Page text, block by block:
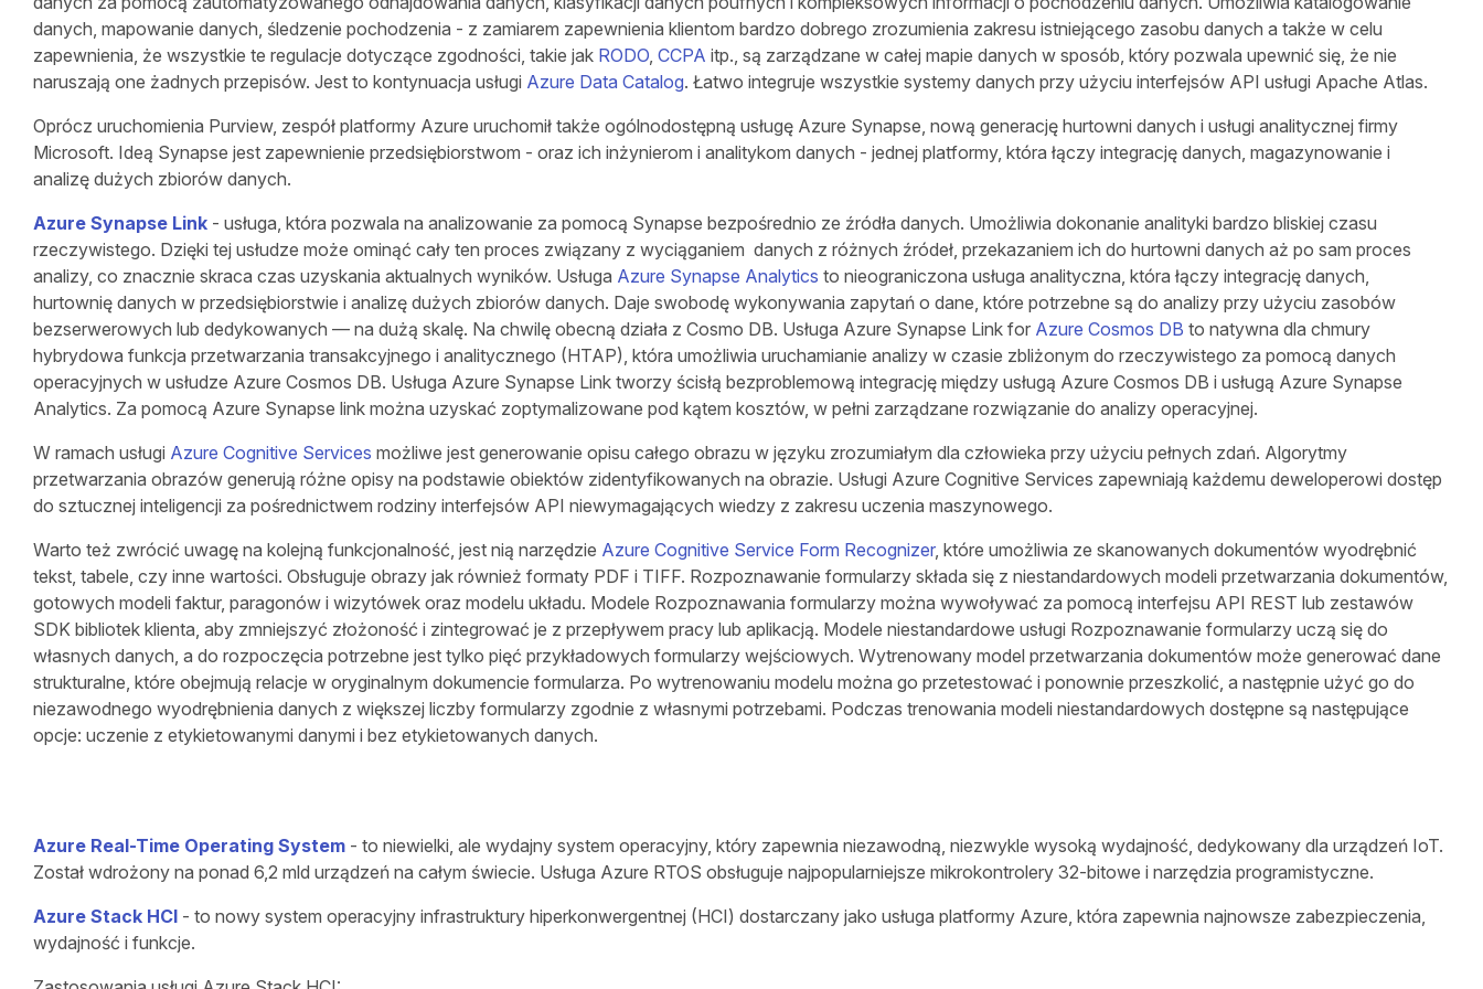
danych, mapowanie danych, śledzenie pochodzenia - z zamiarem zapewnienia klientom bardzo dobrego zrozumienia zakresu istniejącego zasobu danych a także w celu
zapewnienia, że ​​wszystkie te regulacje dotyczące zgodności, takie jak RODO, CCPA itp., są zarządzane w całej mapie danych w sposób, który pozwala upewnić się, że nie
naruszają one żadnych przepisów. Jest to kontynuacja usługi Azure Data Catalog. Łatwo integruje wszystkie systemy danych przy użyciu interfejsów API usługi Apache Atlas.
Oprócz uruchomienia Purview, zespół platformy Azure uruchomił także ogólnodostępną usługę Azure Synapse, nową generację hurtowni danych i usługi analitycznej firmy
Microsoft. Ideą Synapse jest zapewnienie przedsiębiorstwom - oraz ich inżynierom i analitykom danych - jednej platformy, która łączy integrację danych, magazynowanie i
analizę dużych zbiorów danych.
Azure Synapse Link - usługa, która pozwala na analizowanie za pomocą Synapse bezpośrednio ze źródła danych. Umożliwia dokonanie analityki bardzo bliskiej czasu
rzeczywistego. Dzięki tej usłudze może ominąć cały ten proces związany z wyciąganiem danych z różnych źródeł, przekazaniem ich do hurtowni danych aż po sam proces
analizy, co znacznie skraca czas uzyskania aktualnych wyników. Usługa Azure Synapse Analytics to nieograniczona usługa analityczna, która łączy integrację danych,
hurtownię danych w przedsiębiorstwie i analizę dużych zbiorów danych. Daje swobodę wykonywania zapytań o dane, które potrzebne są do analizy przy użyciu zasobów
bezserwerowych lub dedykowanych — na dużą skalę. Na chwilę obecną działa z Cosmo DB. Usługa Azure Synapse Link for Azure Cosmos DB to natywna dla chmury
hybrydowa funkcja przetwarzania transakcyjnego i analitycznego (HTAP), która umożliwia uruchamianie analizy w czasie zbliżonym do rzeczywistego za pomocą danych
operacyjnych w usłudze Azure Cosmos DB. Usługa Azure Synapse Link tworzy ścisłą bezproblemową integrację między usługą Azure Cosmos DB i usługą Azure Synapse
Analytics. Za pomocą Azure Synapse link można uzyskać zoptymalizowane pod kątem kosztów, w pełni zarządzane rozwiązanie do analizy operacyjnej.
W ramach usługi Azure Cognitive Services możliwe jest generowanie opisu całego obrazu w języku zrozumiałym dla człowieka przy użyciu pełnych zdań. Algorytmy
przetwarzania obrazów generują różne opisy na podstawie obiektów zidentyfikowanych na obrazie. Usługi Azure Cognitive Services zapewniają każdemu deweloperowi dostęp
do sztucznej inteligencji za pośrednictwem rodziny interfejsów API niewymagających wiedzy z zakresu uczenia maszynowego.
Warto też zwrócić uwagę na kolejną funkcjonalność, jest nią narzędzie Azure Cognitive Service Form Recognizer, które umożliwia ze skanowanych dokumentów wyodrębnić
tekst, tabele, czy inne wartości. Obsługuje obrazy jak również formaty PDF i TIFF. Rozpoznawanie formularzy składa się z niestandardowych modeli przetwarzania dokumentów,
gotowych modeli faktur, paragonów i wizytówek oraz modelu układu. Modele Rozpoznawania formularzy można wywoływać za pomocą interfejsu API REST lub zestawów
SDK bibliotek klienta, aby zmniejszyć złożoność i zintegrować je z przepływem pracy lub aplikacją. Modele niestandardowe usługi Rozpoznawanie formularzy uczą się do
własnych danych, a do rozpoczęcia potrzebne jest tylko pięć przykładowych formularzy wejściowych. Wytrenowany model przetwarzania dokumentów może generować dane
strukturalne, które obejmują relacje w oryginalnym dokumencie formularza. Po wytrenowaniu modelu można go przetestować i ponownie przeszkolić, a następnie użyć go do
niezawodnego wyodrębnienia danych z większej liczby formularzy zgodnie z własnymi potrzebami. Podczas trenowania modeli niestandardowych dostępne są następujące
opcje: uczenie z etykietowanymi danymi i bez etykietowanych danych.
Azure Real-Time Operating System - to niewielki, ale wydajny system operacyjny, który zapewnia niezawodną, niezwykle wysoką wydajność, dedykowany dla urządzeń IoT.
Został wdrożony na ponad 6,2 mld urządzeń na całym świecie. Usługa Azure RTOS obsługuje najpopularniejsze mikrokontrolery 32-bitowe i narzędzia programistyczne.
Azure Stack HCI - to nowy system operacyjny infrastruktury hiperkonwergentnej (HCI) dostarczany jako usługa platformy Azure, która zapewnia najnowsze zabezpieczenia,
wydajność i funkcje.